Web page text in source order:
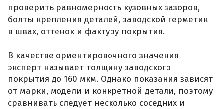
проверить равномерность кузовных зазоров,
болты крепления деталей, заводской герметик
в швах, оттенок и фактуру покрытия.
В качестве ориентировочного значения
эксперт называет толщину заводского
покрытия до 160 мкм. Однако показания зависят
от марки, модели и конкретной детали, поэтому
сравнивать следует несколько соседних и